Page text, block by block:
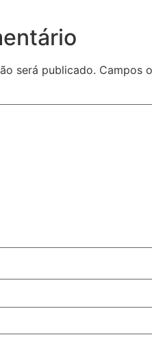
será publicado. Campos